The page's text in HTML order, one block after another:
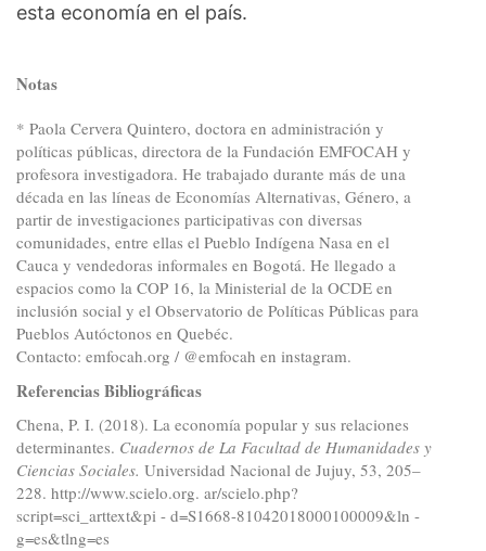
esta economía en el país.
Notas
* Paola Cervera Quintero, doctora en administración y
políticas públicas, directora de la Fundación EMFOCAH y
profesora investigadora. He trabajado durante más de una
década en las líneas de Economías Alternativas, Género, a
partir de investigaciones participativas con diversas
comunidades, entre ellas el Pueblo Indígena Nasa en el
Cauca y vendedoras informales en Bogotá. He llegado a
espacios como la COP 16, la Ministerial de la OCDE en
inclusión social y el Observatorio de Políticas Públicas para
Pueblos Autóctonos en Quebéc.
Contacto: emfocah.org / @emfocah en instagram.
Referencias Bibliográficas
Chena, P. I. (2018). La economía popular y sus relaciones
determinantes. Cuadernos de La Facultad de Humanidades y
Ciencias Sociales. Universidad Nacional de Jujuy, 53, 205–
228. http://www.scielo.org. ar/scielo.php?
script=sci_arttext&pi - d=S1668-81042018000100009&ln -
g=es&tlng=es